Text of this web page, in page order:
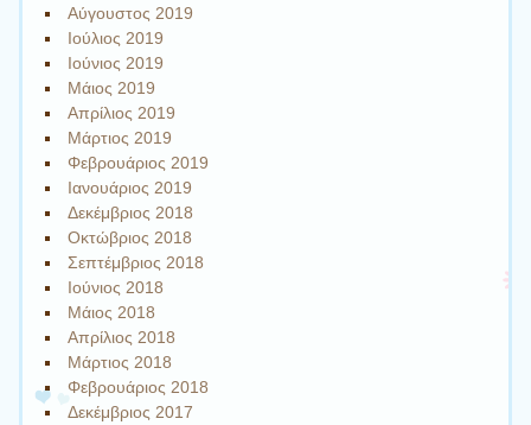
Αύγουστος 2019
Ιούλιος 2019
Ιούνιος 2019
Μάιος 2019
Απρίλιος 2019
Μάρτιος 2019
Φεβρουάριος 2019
Ιανουάριος 2019
Δεκέμβριος 2018
Οκτώβριος 2018
Σεπτέμβριος 2018
Ιούνιος 2018
Μάιος 2018
Απρίλιος 2018
Μάρτιος 2018
Φεβρουάριος 2018
Δεκέμβριος 2017